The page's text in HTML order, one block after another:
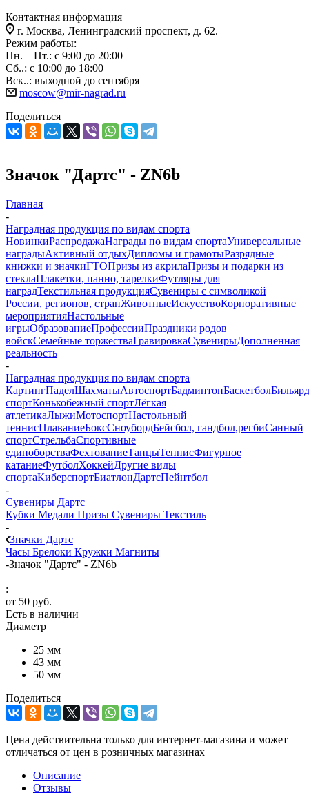
Контактная информация
г. Москва, Ленинградский проспект, д. 62.
Режим работы:
Пн. – Пт.: с 9:00 до 20:00
Сб..: с 10:00 до 18:00
Вск..: выходной до сентября
moscow@mir-nagrad.ru
Поделиться
Значок "Дартс" - ZN6b
Главная
-
Наградная продукция по видам спорта
НовинкиРаспродажаНаграды по видам спортаУниверсальные
наградыАктивный отдыхДипломы и грамотыРазрядные
книжки и значкиГТОПризы из акрилаПризы и подарки из
стеклаПлакетки, панно, тарелкиФутляры для
наградТекстильная продукцияСувениры с символикой
России, регионов, странЖивотныеИскусствоКорпоративные
мероприятияНастольные
игрыОбразованиеПрофессииПраздники родов
войскСемейные торжестваГравировкаСувенирыДополненная
реальность
-
Наградная продукция по видам спорта
КартингПаделШахматыАвтоспортБадминтонБаскетболБильярд
спортКонькобежный спортЛёгкая
атлетикаЛыжиМотоспортНастольный
теннисПлаваниеБоксСноубордБейсбол, гандбол,регбиСанный
спортСтрельбаСпортивные
единоборстваФехтованиеТанцыТеннисФигурное
катаниеФутболХоккейДругие виды
спортаКиберспортБиатлонДартсПейнтбол
-
Сувениры Дартс
Кубки Медали Призы Сувениры Текстиль
-
Значки Дартс
Часы Брелоки Кружки Магниты
-Значок "Дартс" - ZN6b
:
от 50 руб.
Есть в наличии
Диаметр
25 мм
43 мм
50 мм
Поделиться
Цена действительна только для интернет-магазина и может
отличаться от цен в розничных магазинах
Описание
Отзывы